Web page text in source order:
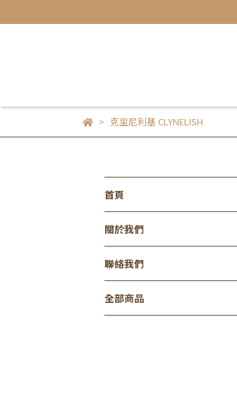
克里尼利基 CLYNELISH
首頁
關於我們
聯絡我們
全部商品